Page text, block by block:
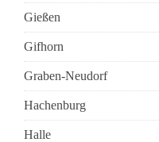
Gießen
Gifhorn
Graben-Neudorf
Hachenburg
Halle